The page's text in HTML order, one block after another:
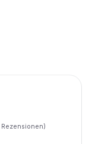
Rezensionen)